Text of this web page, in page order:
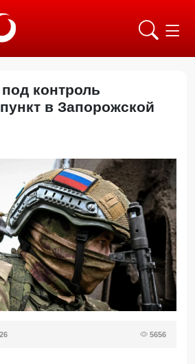
контроль
в Запорожской
5656